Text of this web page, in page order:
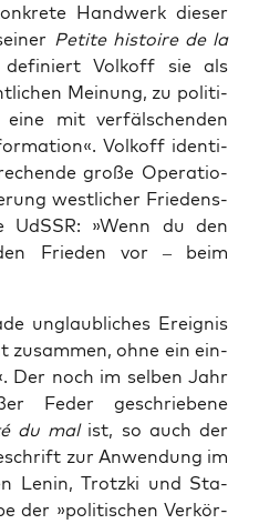
Hand­werk die­ser
Peti­te his­toire de la
defi­niert Vol­koff sie als
Mei­nung, zu poli­ti­
mit ver­fäl­schen­den
Vol­koff iden­ti­
gro­ße Ope­ra­tio­
west­li­cher Frie­dens­
UdSSR: »Wenn du den
Frie­den vor – beim
unglaub­li­ches Ereig­nis
zusam­men, ohne ein ein­
Der noch im sel­ben Jahr
Feder geschrie­be­ne
du malist, so auch der
zur Anwen­dung im
Lenin, Trotz­ki und Sta­
der »poli­ti­schen Ver­kör­